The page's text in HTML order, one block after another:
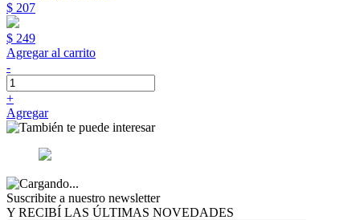
$ 207
$ 249
Agregar al carrito
-
+
Agregar
Suscribite a nuestro newsletter
Y RECIBÍ LAS ÚLTIMAS NOVEDADES